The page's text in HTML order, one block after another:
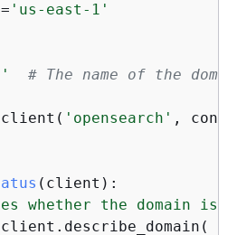
'us-east-1'
# The name of the
'opensearch' ,
( client ):
whether the domain